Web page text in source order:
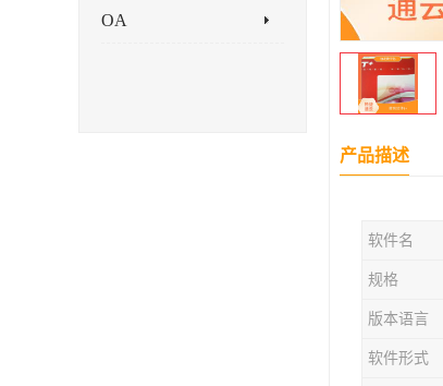
OA
产品描述
软件名
规格
版本语言
软件形式